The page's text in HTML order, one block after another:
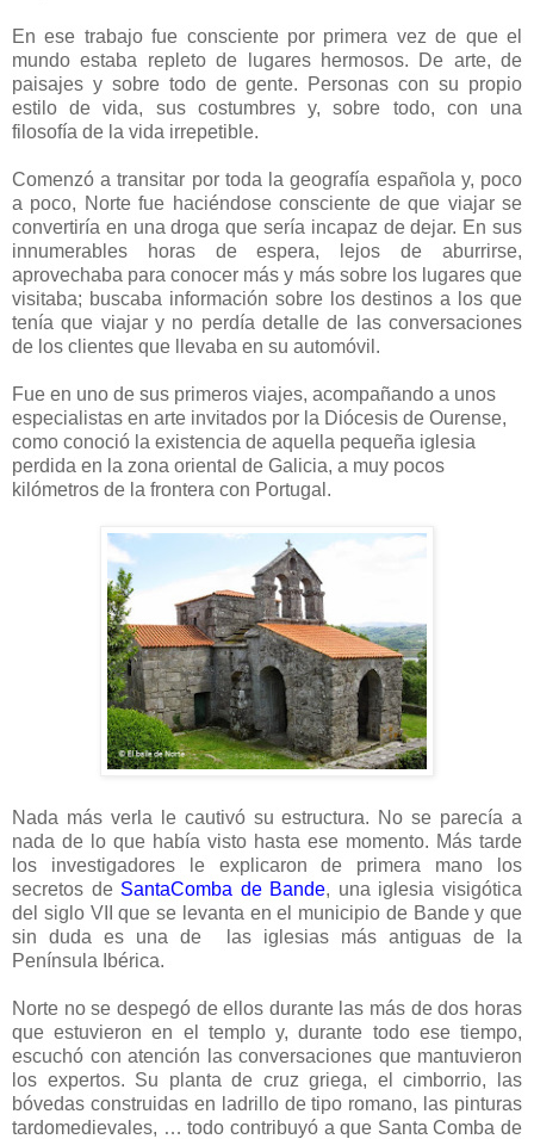
En ese trabajo fue consciente por primera vez de que el
mundo estaba repleto de lugares hermosos. De arte, de
paisajes y sobre todo de gente. Personas con su propio
estilo de vida, sus costumbres y, sobre todo, con una
filosofía de la vida irrepetible.
Comenzó a transitar por toda la geografía española y, poco
a poco, Norte fue haciéndose consciente de que viajar se
convertiría en una droga que sería incapaz de dejar. En sus
innumerables horas de espera, lejos de aburrirse,
aprovechaba para conocer más y más sobre los lugares que
visitaba; buscaba información sobre los destinos a los que
tenía que viajar y no perdía detalle de las conversaciones
de los clientes que llevaba en su automóvil.
Fue en uno de sus primeros viajes, acompañando a unos
especialistas en arte invitados por la Diócesis de Ourense,
como conoció la existencia de aquella pequeña iglesia
perdida en la zona oriental de Galicia, a muy pocos
kilómetros de la frontera con Portugal.
Nada más verla le cautivó su estructura. No se parecía a
nada de lo que había visto hasta ese momento. Más tarde
los investigadores le explicaron de primera mano los
secretos de SantaComba de Bande, una iglesia visigótica
del siglo VII que se levanta en el municipio de Bande y que
sin duda es una de las iglesias más antiguas de la
Península Ibérica.
Norte no se despegó de ellos durante las más de dos horas
que estuvieron en el templo y, durante todo ese tiempo,
escuchó con atención las conversaciones que mantuvieron
los expertos. Su planta de cruz griega, el cimborrio, las
bóvedas construidas en ladrillo de tipo romano, las pinturas
tardomedievales, … todo contribuyó a que Santa Comba de